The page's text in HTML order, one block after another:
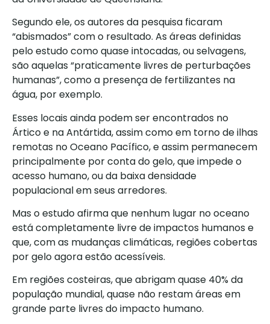
Segundo ele, os autores da pesquisa ficaram
“abismados” com o resultado. As áreas definidas
pelo estudo como quase intocadas, ou selvagens,
são aquelas “praticamente livres de perturbações
humanas”, como a presença de fertilizantes na
água, por exemplo.
Esses locais ainda podem ser encontrados no
Ártico e na Antártida, assim como em torno de ilhas
remotas no Oceano Pacífico, e assim permanecem
principalmente por conta do gelo, que impede o
acesso humano, ou da baixa densidade
populacional em seus arredores.
Mas o estudo afirma que nenhum lugar no oceano
está completamente livre de impactos humanos e
que, com as mudanças climáticas, regiões cobertas
por gelo agora estão acessíveis.
Em regiões costeiras, que abrigam quase 40% da
população mundial, quase não restam áreas em
grande parte livres do impacto humano.